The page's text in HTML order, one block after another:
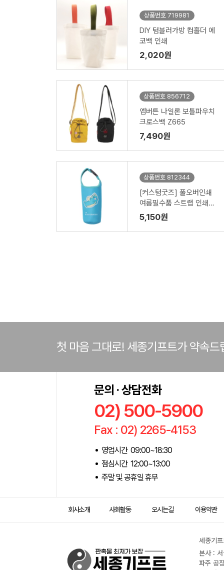
상품번호 719981
DIY 텀블러가방 컵홀더 에
코백 인쇄
2,020원
상품번호 856712
엠버튼 나일론 보틀파우치
크로스백 Z665
7,490원
상품번호 812344
[커스텀굿즈] 풀오버인쇄
여름필수품 스트랩 인쇄가
능한 보냉 파우치 (박스제
작가능)
5,150원
첫 마음 그대로! 세종기프트가 약속드
문의 · 상담전화
02) 500-5900
Fax : 02) 2265-4153
영업시간 09:00~18:30
점심시간 12:00~13:00
주말 및 공휴일 휴무
회사소개 사회활동 오시는길 이용약관
세종기
본사 :
파주 공